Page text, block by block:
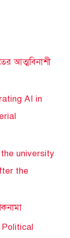
আত্মবিনাশী
AI in
university
the